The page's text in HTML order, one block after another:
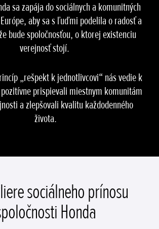
sa zapája do sociálnych a komunitných
aby sa s ľuďmi podelila o radosť a
bude spoločnosťou, o ktorej existenciu
verejnosť stojí.
„rešpekt k jednotlivcovi“ nás vedie k
prispievali miestnym komunitám
a zlepšovali kvalitu každodenného
života.
sociálneho prínosu
Honda